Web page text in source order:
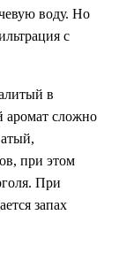
воду. Но
с
в
аромат сложно
при этом
При
запах